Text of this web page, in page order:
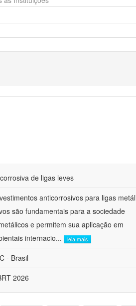
de ligas leves
anticorrosivos para ligas
são fundamentais para a sociedade
e permitem sua aplicação em
internacio... leia mais
- Brasil
2026